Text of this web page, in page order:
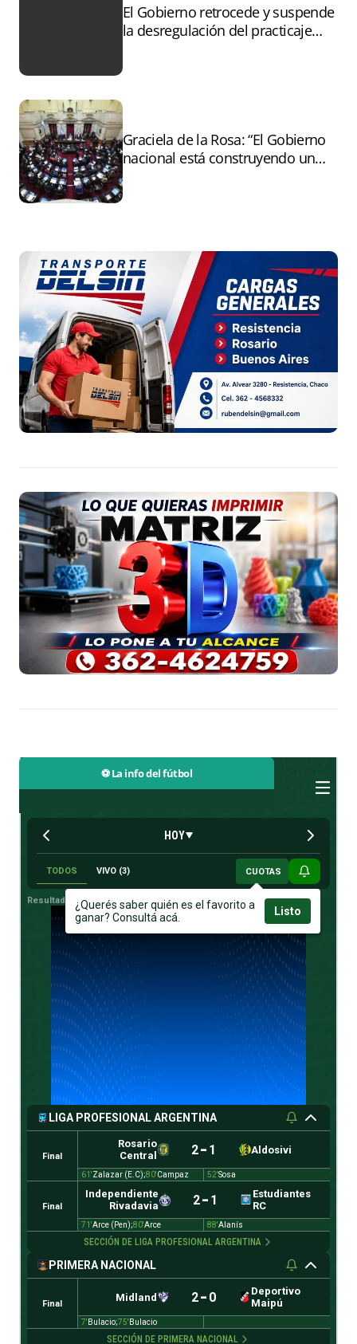
El Gobierno retrocede y suspende
la desregulación del practicaje
Graciela de la Rosa: “El Gobierno
nacional está construyendo un
⚽ La info del fútbol